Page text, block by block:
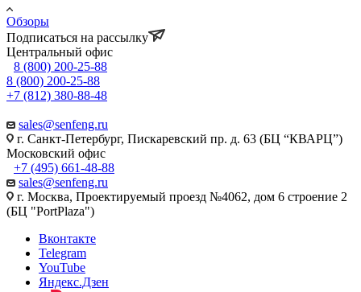
Обзоры
Подписаться на рассылку
Центральный офис
8 (800) 200-25-88
8 (800) 200-25-88
+7 (812) 380-88-48
sales@senfeng.ru
г. Санкт-Петербург, Пискаревский пр. д. 63 (БЦ “КВАРЦ”)
Московский офис
+7 (495) 661-48-88
sales@senfeng.ru
г. Москва, Проектируемый проезд №4062, дом 6 строение 2
(БЦ "PortPlaza")
Вконтакте
Telegram
YouTube
Яндекс.Дзен